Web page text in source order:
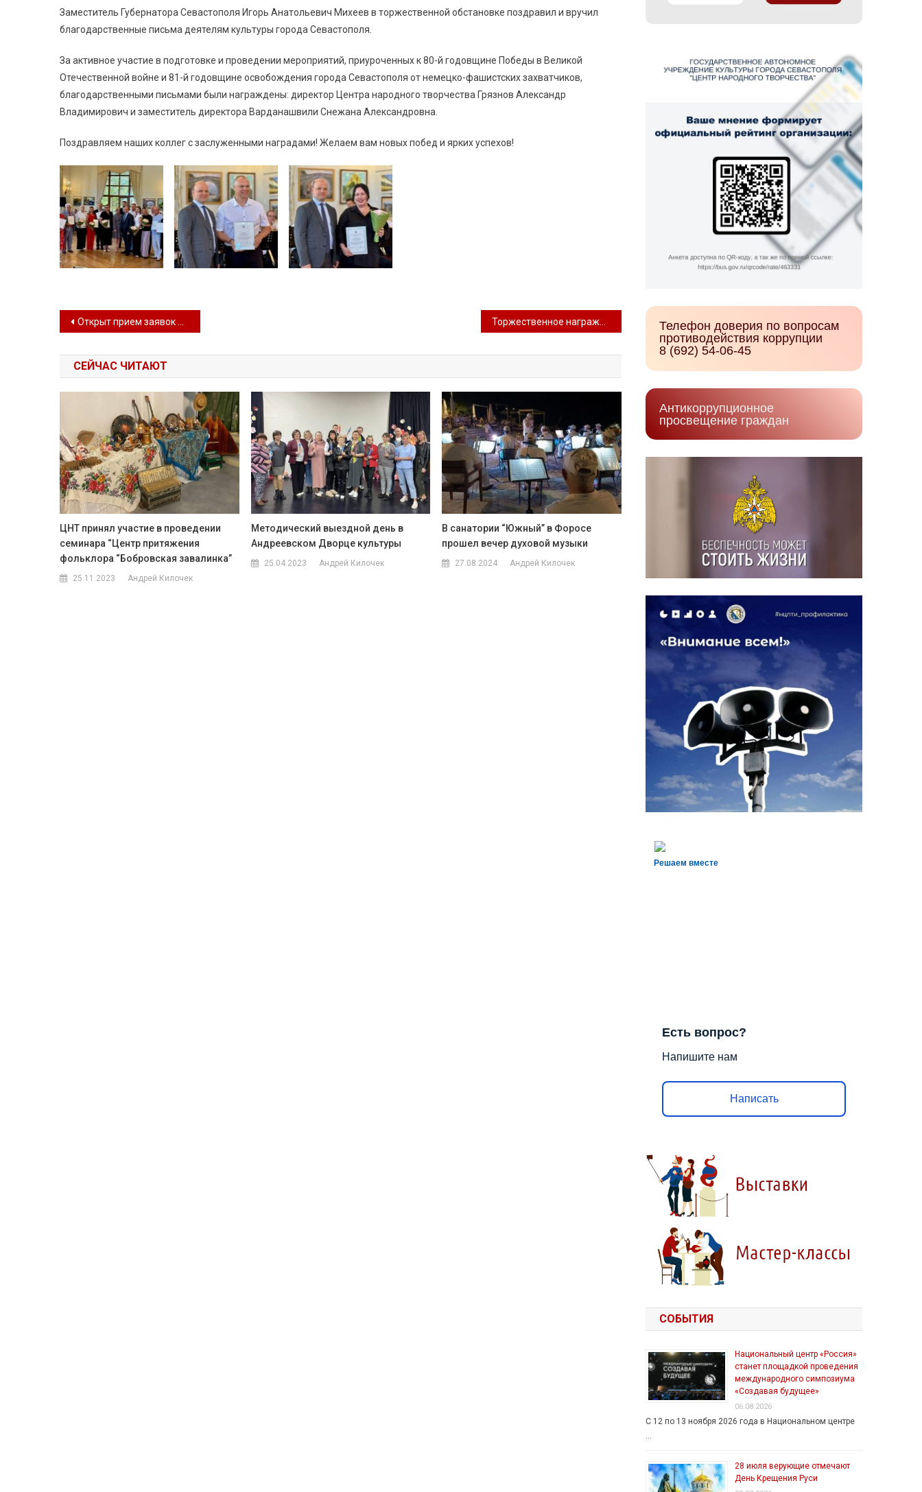
Заместитель Губернатора Севастополя Игорь Анатольевич Михеев в торжественной обстановке поздравил и вручил
благодарственные письма деятелям культуры города Севастополя.
За активное участие в подготовке и проведении мероприятий, приуроченных к 80-й годовщине Победы в Великой
Отечественной войне и 81-й годовщине освобождения города Севастополя от немецко-фашистских захватчиков,
благодарственными письмами были награждены: директор Центра народного творчества Грязнов Александр
Владимирович и заместитель директора Варданашвили Снежана Александровна.
Поздравляем наших коллег с заслуженными наградами! Желаем вам новых побед и ярких успехов!
Навигация по записям
Открыт прием заявок на VII Межрегиональный фестиваль-конкурс современного творчества «Крымская жара в Орлином»! Торжественное награждение деятелей культуры в театре Луначарского
СЕЙЧАС ЧИТАЮТ
ЦНТ принял участие в проведении
семинара “Центр притяжения
фольклора “Бобровская завалинка”
25.11.2023 Андрей Килочек
Методический выездной день в
Андреевском Дворце культуры
25.04.2023 Андрей Килочек
В санатории “Южный” в Форосе
прошел вечер духовой музыки
27.08.2024 Андрей Килочек
Телефон доверия по вопросам
противодействия коррупции
8 (692) 54-06-45
Антикоррупционное
просвещение граждан
Решаем вместе
Есть вопрос?
Напишите нам
Написать
СОБЫТИЯ
Национальный центр «Россия»
станет площадкой проведения
международного симпозиума
«Создавая будущее»
06.08.2026
С 12 по 13 ноября 2026 года в Национальном центре
28 июля верующие отмечают
День Крещения Руси